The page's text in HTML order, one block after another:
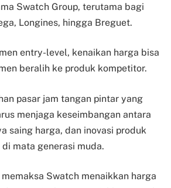
Swatch Group, terutama bagi
Longines, hingga Breguet.
entry-level, kenaikan harga bisa
beralih ke produk kompetitor.
pasar jam tangan pintar yang
menjaga keseimbangan antara
saing harga, dan inovasi produk
mata generasi muda.
Swatch menaikkan harga